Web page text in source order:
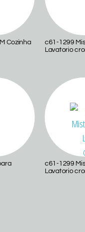
Cozinha
c61-1299
Lavatorio
c61-1299
Lavatorio